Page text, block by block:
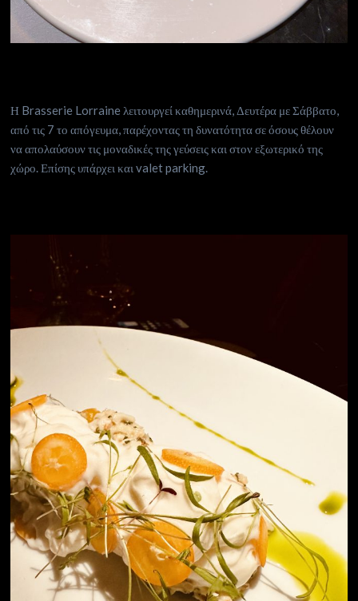
Η Brasserie Lorraine λειτουργεί καθημερινά, Δευτέρα με Σάββατο,
από τις 7 το απόγευμα, παρέχοντας τη δυνατότητα σε όσους θέλουν
να απολαύσουν τις μοναδικές της γεύσεις και στον εξωτερικό της
χώρο. Επίσης υπάρχει και valet parking.